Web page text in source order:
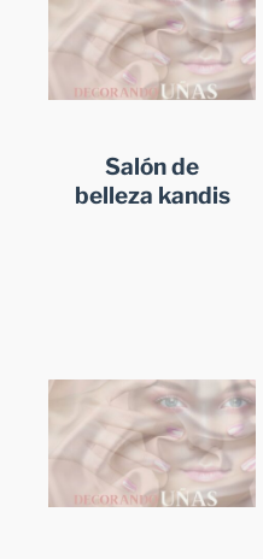
Salón de
belleza kandis